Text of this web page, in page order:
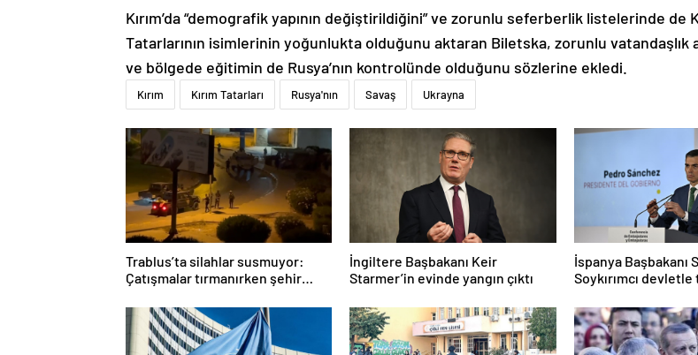
Kırım’da “demografik yapının değiştirildiğini” ve zorunlu seferberlik listelerinde de
Tatarlarının isimlerinin yoğunlukta olduğunu aktaran Biletska, zorunlu vatandaşlık
ve bölgede eğitimin de Rusya’nın kontrolünde olduğunu sözlerine ekledi.
Kırım Kırım Tatarları Rusya'nın Savaş Ukrayna
Trablus’ta silahlar susmuyor:
Çatışmalar tırmanırken şehir
İngiltere Başbakanı Keir
Starmer’in evinde yangın çıktı
İspanya Başbakanı
Soykırımcı